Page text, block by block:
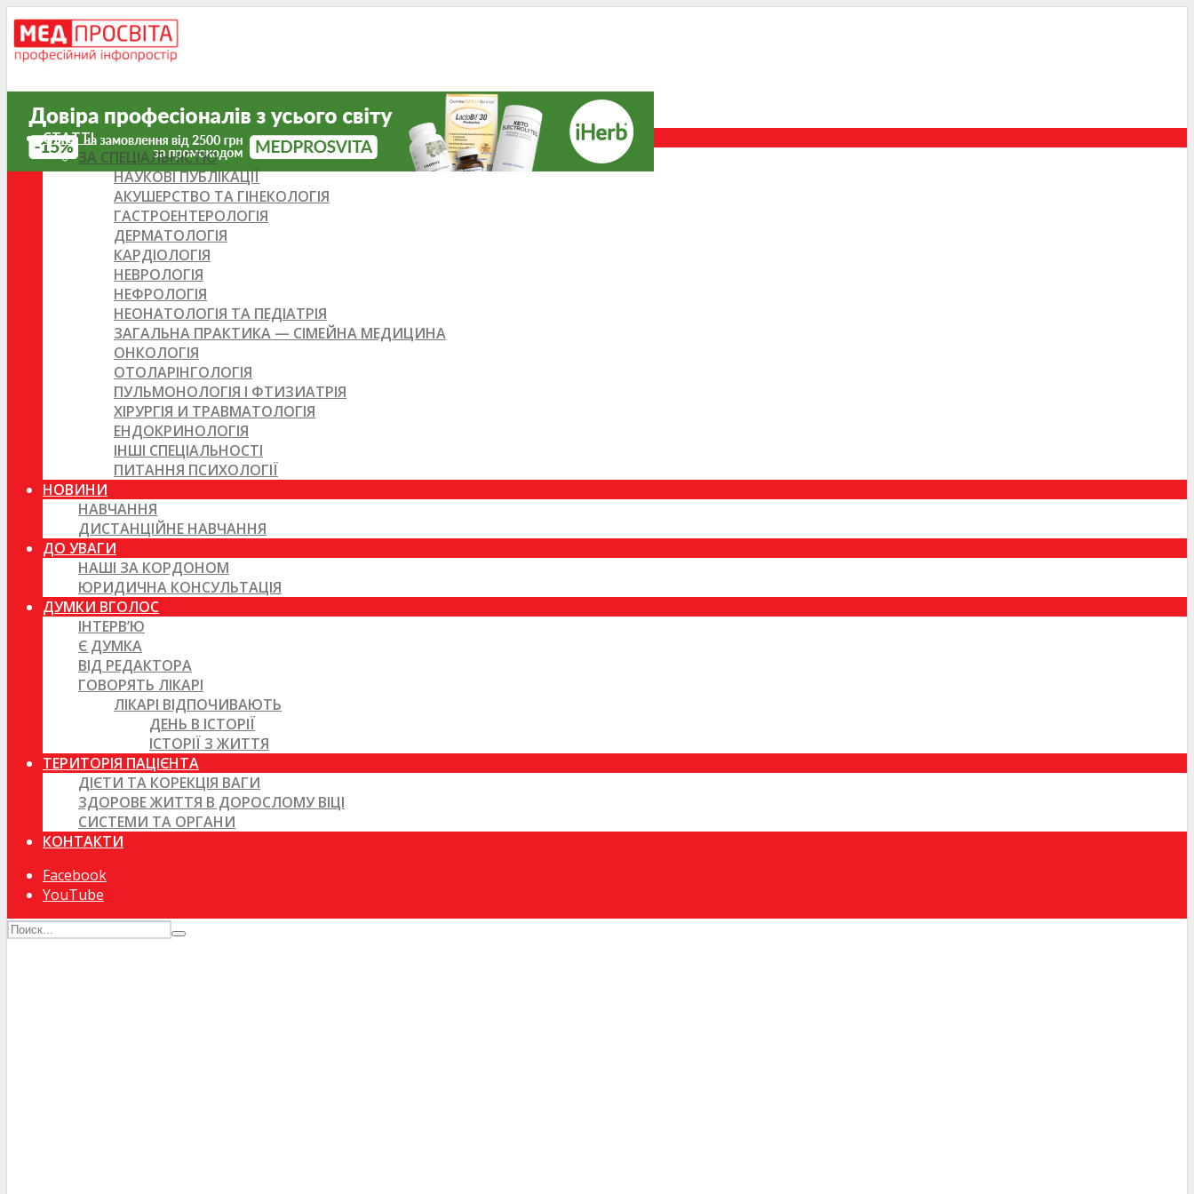
СТАТТІ
ЗА СПЕЦІАЛЬНІСТЮ
НАУКОВІ ПУБЛІКАЦІЇ
АКУШЕРСТВО ТА ГІНЕКОЛОГІЯ
ГАСТРОЕНТЕРОЛОГІЯ
ДЕРМАТОЛОГІЯ
КАРДІОЛОГІЯ
НЕВРОЛОГІЯ
НЕФРОЛОГІЯ
НЕОНАТОЛОГІЯ ТА ПЕДІАТРІЯ
ЗАГАЛЬНА ПРАКТИКА — СІМЕЙНА МЕДИЦИНА
ОНКОЛОГІЯ
ОТОЛАРІНГОЛОГІЯ
ПУЛЬМОНОЛОГІЯ І ФТИЗИАТРІЯ
ХІРУРГІЯ И ТРАВМАТОЛОГІЯ
ЕНДОКРИНОЛОГІЯ
ІНШІ СПЕЦІАЛЬНОСТІ
ПИТАННЯ ПСИХОЛОГІЇ
НОВИНИ
НАВЧАННЯ
ДИСТАНЦІЙНЕ НАВЧАННЯ
ДО УВАГИ
НАШІ ЗА КОРДОНОМ
ЮРИДИЧНА КОНСУЛЬТАЦІЯ
ДУМКИ ВГОЛОС
ІНТЕРВ’Ю
Є ДУМКА
ВІД РЕДАКТОРА
ГОВОРЯТЬ ЛІКАРІ
ЛІКАРІ ВІДПОЧИВАЮТЬ
ДЕНЬ В ІСТОРІЇ
ІСТОРІЇ З ЖИТТЯ
ТЕРИТОРІЯ ПАЦІЄНТА
ДІЄТИ ТА КОРЕКЦІЯ ВАГИ
ЗДОРОВЕ ЖИТТЯ В ДОРОСЛОМУ ВІЦІ
СИСТЕМИ ТА ОРГАНИ
КОНТАКТИ
Facebook
YouTube